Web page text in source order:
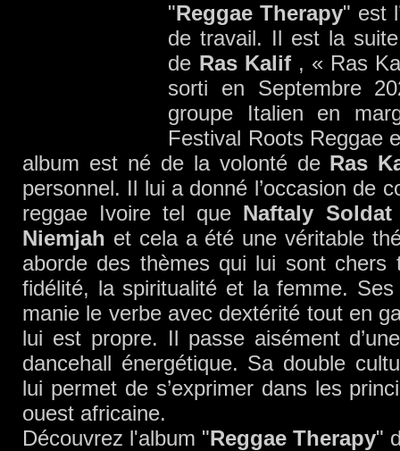
"Reggae Therapy" est
de travail. Il est la
de Ras Kalif, « Ras
sorti en Septembre
groupe Italien en
Festival Roots Reggae
album est né de la volonté de Ras
personnel. Il lui a donné l’occasion de
reggae Ivoire tel que Naftaly
Niemjah et cela a été une véritable
aborde des thèmes qui lui sont chers
fidélité, la spiritualité et la femme.
manie le verbe avec dextérité tout en
lui est propre. Il passe aisément
dancehall énergétique. Sa double
lui permet de s’exprimer dans les
ouest africaine.
Découvrez l'album "Reggae Therapy"